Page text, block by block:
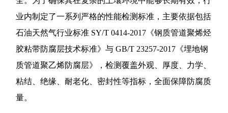
业内制定了一系列严格的性能检测标准，主要依据包括
石油天然气行业标准 SY/T 0414-2017《钢质管道聚烯烃
胶粘带防腐层技术标准》与 GB/T 23257-2017《埋地钢
质管道聚乙烯防腐层》，检测覆盖外观、厚度、力学、
粘结、绝缘、耐老化、密封性等指标，全面保障防腐质
量。